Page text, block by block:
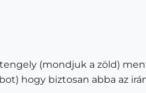
(mondjuk a zöld)
hogy biztosan abba az